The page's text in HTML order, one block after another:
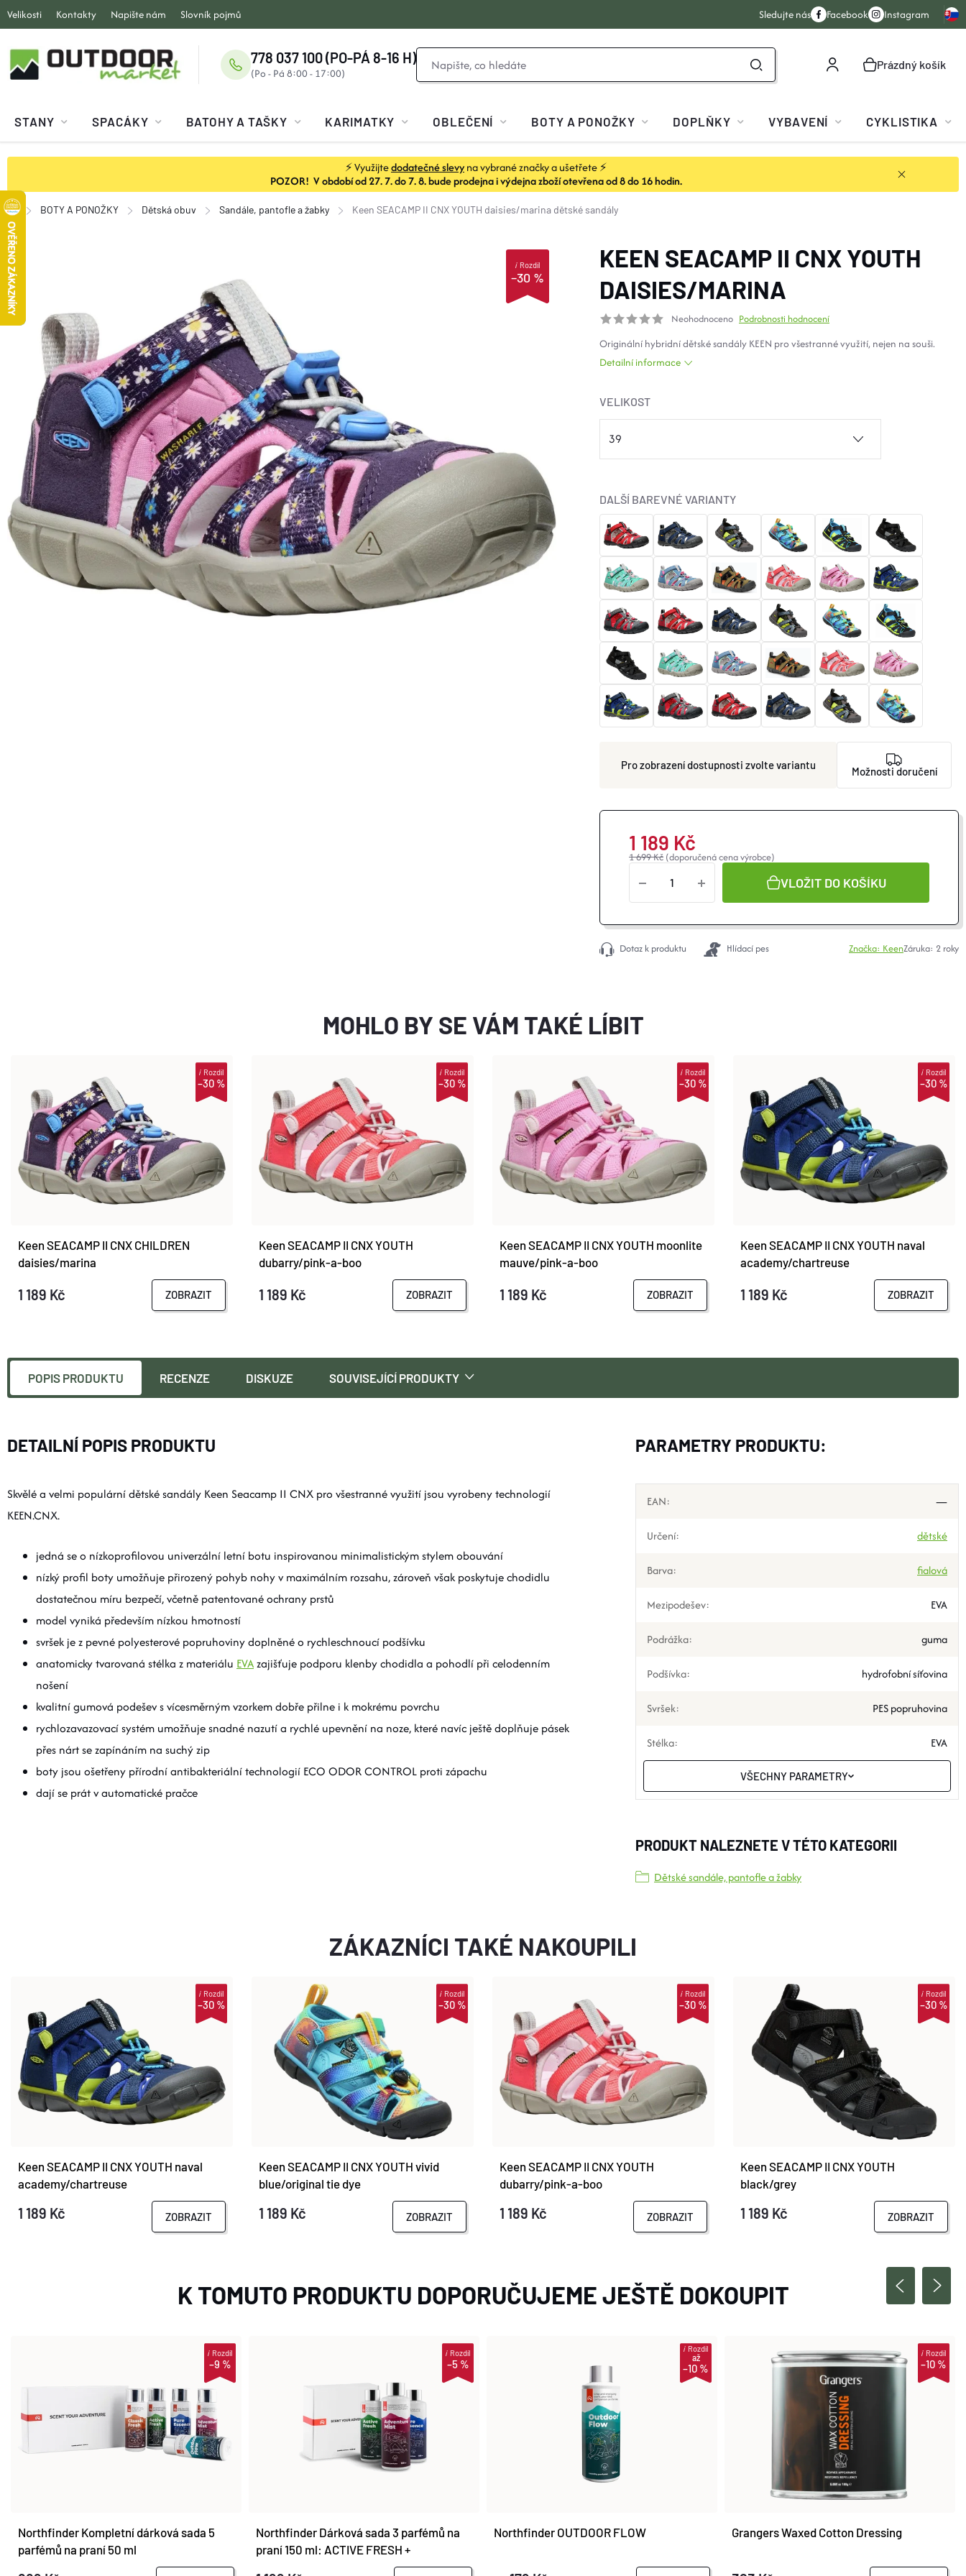
Přejít
na
obsah
⚡ Využijtedodatečné slevyna vybrané značky a ušetřete ⚡
POZOR! V období od 27. 7. do 7. 8. bude prodejna i výdejna zboží otevřena od 8 do 16 hodin.
Velikosti Kontakty Napište nám Slovník pojmů Sledujte nás Facebook Instagram
NÁKUPNÍ
Prázdný košík
778 037 100 (PO-PÁ 8-16 H)
STANY SPACÁKY BATOHY A TAŠKY KARIMATKY OBLEČENÍ BOTY A PONOŽKY DOPLŇKY VYBAVENÍ CYKLISTIKA
Domů
BOTY A PONOŽKY Dětská obuv Sandále, pantofle a žabky Keen SEACAMP II CNX YOUTH daisies/marina dětské sandály
–30 %
iRozdíl
KEEN SEACAMP II CNX YOUTH
DAISIES/MARINA
Neohodnoceno Podrobnosti hodnocení
Originální hybridní dětské sandály KEEN pro všestranné využití, nejen na souši.
Detailní informace
VELIKOST
zvolte variantu
DALŠÍ BAREVNÉ VARIANTY
Možnosti doručení
1 699 Kč (doporučená cena výrobce)
1 189 Kč
VLOŽIT DO KOŠÍKU
Dotaz k produktu Hlídací pes Značka: KeenZáruka: 2 roky
MOHLO BY SE VÁM TAKÉ LÍBIT
–30 %
iRozdíl
Keen SEACAMP II CNX CHILDREN
daisies/marina
1 189 Kč ZOBRAZIT
–30 %
iRozdíl
Keen SEACAMP II CNX YOUTH
dubarry/pink-a-boo
1 189 Kč ZOBRAZIT
–30 %
iRozdíl
Keen SEACAMP II CNX YOUTH moonlite
mauve/pink-a-boo
1 189 Kč ZOBRAZIT
–30 %
iRozdíl
Keen SEACAMP II CNX YOUTH naval
academy/chartreuse
1 189 Kč ZOBRAZIT
POPIS PRODUKTU RECENZE DISKUZE SOUVISEJÍCÍ PRODUKTY
DETAILNÍ POPIS PRODUKTU
Skvělé a velmi populární dětské sandály Keen Seacamp II CNX pro všestranné využití jsou vyrobeny technologií
KEEN.CNX.
jedná se o nízkoprofilovou univerzální letní botu inspirovanou minimalistickým stylem obouvání
nízký profil boty umožňuje přirozený pohyb nohy v maximálním rozsahu, zároveň však poskytuje chodidlu
dostatečnou míru bezpečí, včetně patentované ochrany prstů
model vyniká především nízkou hmotností
svršek je z pevné polyesterové popruhoviny doplněné o rychleschnoucí podšívku
anatomicky tvarovaná stélka z materiálu EVAzajišťuje podporu klenby chodidla a pohodlí při celodenním
nošení
kvalitní gumová podešev s vícesměrným vzorkem dobře přilne i k mokrému povrchu
rychlozavazovací systém umožňuje snadné nazutí a rychlé upevnění na noze, které navíc ještě doplňuje pásek
přes nárt se zapínáním na suchý zip
boty jsou ošetřeny přírodní antibakteriální technologií ECO ODOR CONTROL proti zápachu
dají se prát v automatické pračce
PARAMETRY PRODUKTU:
EAN: —
Určení: dětské
Barva: fialová
Mezipodešev: EVA
Podrážka: guma
Podšívka: hydrofobní síťovina
Svršek: PES popruhovina
Stélka: EVA
VŠECHNY PARAMETRY
PRODUKT NALEZNETE V TÉTO KATEGORII
Dětské sandále, pantofle a žabky
ZÁKAZNÍCI TAKÉ NAKOUPILI
–30 %
iRozdíl
Keen SEACAMP II CNX YOUTH naval
academy/chartreuse
1 189 Kč ZOBRAZIT
–30 %
iRozdíl
Keen SEACAMP II CNX YOUTH vivid
blue/original tie dye
1 189 Kč ZOBRAZIT
–30 %
iRozdíl
Keen SEACAMP II CNX YOUTH
dubarry/pink-a-boo
1 189 Kč ZOBRAZIT
–30 %
iRozdíl
Keen SEACAMP II CNX YOUTH
black/grey
1 189 Kč ZOBRAZIT
K TOMUTO PRODUKTU DOPORUČUJEME JEŠTĚ DOKOUPIT
–9 %
iRozdíl
Northfinder Kompletní dárková sada 5
parfémů na praní 50 ml
–5 %
iRozdíl
Northfinder Dárková sada 3 parfémů na
praní 150 ml: ACTIVE FRESH +
ADVENTURE MIST + PURE ESSENCE
až
–10 %
iRozdíl
Northfinder OUTDOOR FLOW
–10 %
iRozdíl
Grangers Waxed Cotton Dressing